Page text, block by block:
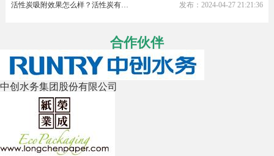
活性炭吸附效果怎么样？活性炭有哪些作用？ 发布：2024-04-27 21:21:36
合作伙伴
中创水务集团股份有限公司